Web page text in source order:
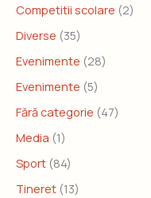
Competitii scolare (2)
Diverse (35)
Evenimente (28)
Evenimente (5)
Fără categorie (47)
Media (1)
Sport (84)
Tineret (13)